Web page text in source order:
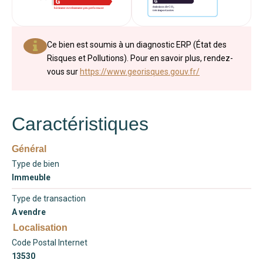
Ce bien est soumis à un diagnostic ERP (État des
Risques et Pollutions). Pour en savoir plus, rendez-
vous sur https://www.georisques.gouv.fr/
Caractéristiques
Général
Type de bien
Immeuble
Type de transaction
A vendre
Localisation
Code Postal Internet
13530